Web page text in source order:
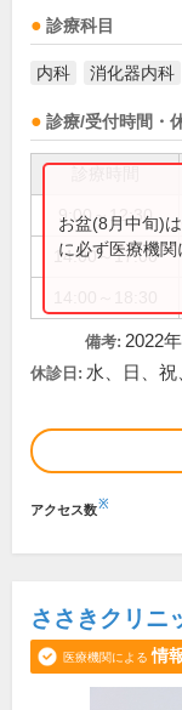
診療科目
内科 消化器内科
診療/受付時間・
9:00～12:30
14:00～17:00
お盆(8月中旬)
に必ず医療機関
備考: 2022
休診日: 水、日、祝
アクセス数※
ささきクリニ
医療機関による 情